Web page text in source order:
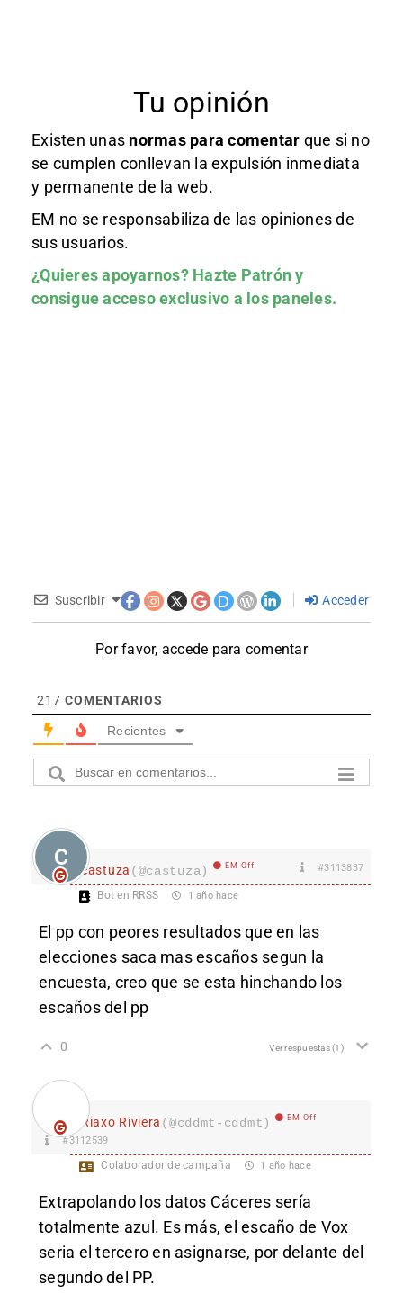
Tu opinión
Existen unas normas para comentar que si no
se cumplen conllevan la expulsión inmediata
y permanente de la web.
EM no se responsabiliza de las opiniones de
sus usuarios.
¿Quieres apoyarnos? Hazte Patróny
consigue acceso exclusivo a los paneles.
Suscribir Acceder
Por favor, accede para comentar
217 COMENTARIOS
Recientes
castuza (@castuza) EM Off #3113837
Bot en RRSS 1 año hace
El pp con peores resultados que en las
elecciones saca mas escaños segun la
encuesta, creo que se esta hinchando los
escaños del pp
0 Ver respuestas(1)
Riaxo Riviera (@cddmt-cddmt) EM Off
#3112539
Colaborador de campaña 1 año hace
Extrapolando los datos Cáceres sería
totalmente azul. Es más, el escaño de Vox
seria el tercero en asignarse, por delante del
segundo del PP.